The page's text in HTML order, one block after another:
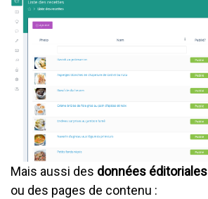
Mais aussi des données éditoriales
ou des pages de contenu :